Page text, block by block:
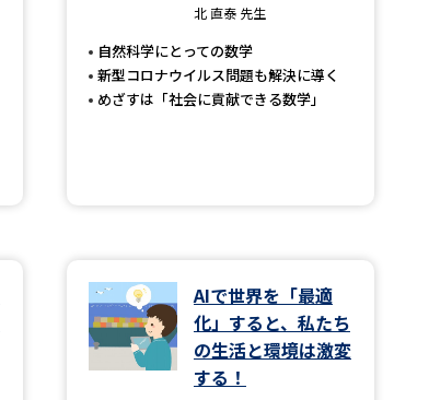
学問の教科書 夢ナビライブ
テレメール進学カタログ 訂正のご案内
北 直泰 先生
自然科学にとっての数学
新型コロナウイルス問題も解決に導く
めざすは「社会に貢献できる数学」
AIで世界を「最適
化」すると、私たち
の生活と環境は激変
する！